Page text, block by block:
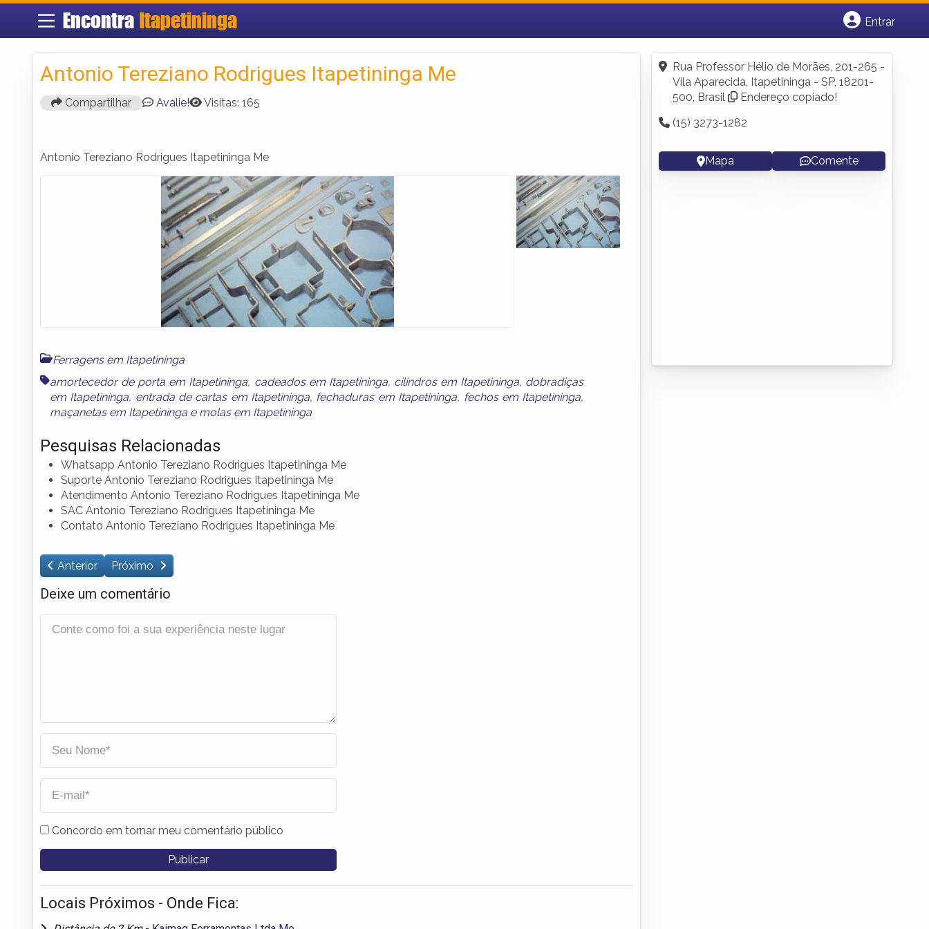
Encontra Itapetininga
Entrar
Fazer login
Criar conta
Antonio Tereziano Rodrigues Itapetininga Me
Compartilhar Avalie! Visitas: 165
Antonio Tereziano Rodrigues Itapetininga Me
Ferragens em Itapetininga
amortecedor de porta em Itapetininga, cadeados em Itapetininga, cilindros em Itapetininga, dobradiças
em Itapetininga, entrada de cartas em Itapetininga, fechaduras em Itapetininga, fechos em Itapetininga,
maçanetas em Itapetininga e molas em Itapetininga
Pesquisas Relacionadas
Whatsapp Antonio Tereziano Rodrigues Itapetininga Me
Suporte Antonio Tereziano Rodrigues Itapetininga Me
Atendimento Antonio Tereziano Rodrigues Itapetininga Me
SAC Antonio Tereziano Rodrigues Itapetininga Me
Contato Antonio Tereziano Rodrigues Itapetininga Me
Anterior Próximo
Deixe um comentário
Concordo em tornar meu comentário público
Locais Próximos - Onde Fica:
Rua Professor Hélio de Morães, 201-265 -
Vila Aparecida, Itapetininga - SP, 18201-
500, Brasil
Endereço copiado!
(15) 3273-1282
Mapa Comente